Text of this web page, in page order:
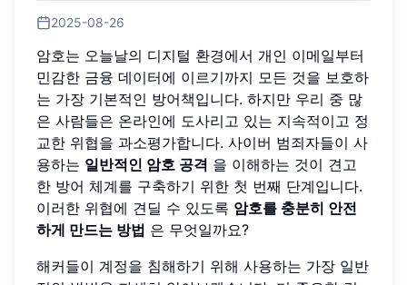
2025-08-26
암호는 오늘날의 디지털 환경에서 개인 이메일부터
민감한 금융 데이터에 이르기까지 모든 것을 보호하
는 가장 기본적인 방어책입니다. 하지만 우리 중 많
은 사람들은 온라인에 도사리고 있는 지속적이고 정
교한 위협을 과소평가합니다. 사이버 범죄자들이 사
용하는 일반적인 암호 공격 을 이해하는 것이 견고
한 방어 체계를 구축하기 위한 첫 번째 단계입니다.
이러한 위협에 견딜 수 있도록 암호를 충분히 안전
하게 만드는 방법 은 무엇일까요?
해커들이 계정을 침해하기 위해 사용하는 가장 일반